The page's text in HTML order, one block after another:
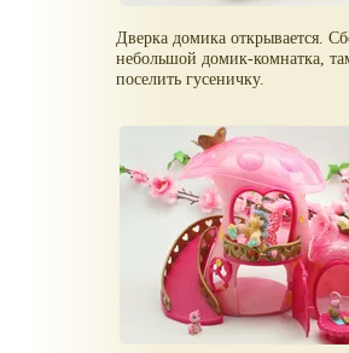
Дверка домика открывается.
небольшой домик-комнатка,
поселить гусеничку.